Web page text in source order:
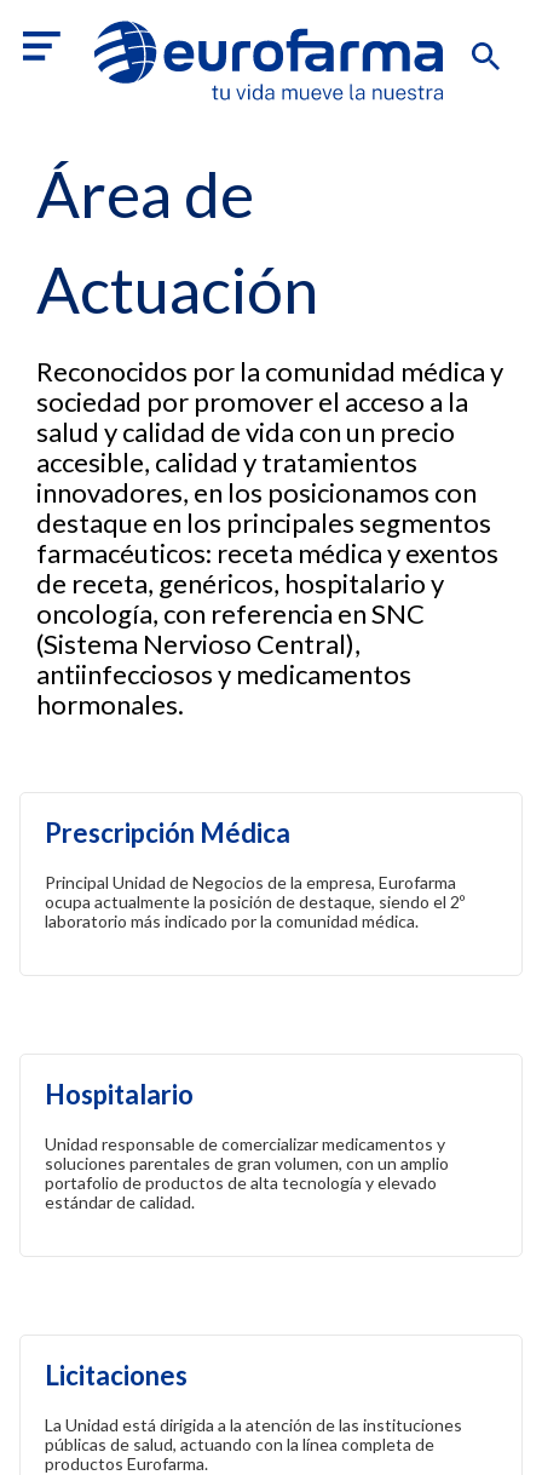
Área de
Actuación
Reconocidos por la comunidad médica y
sociedad por promover el acceso a la
salud y calidad de vida con un precio
accesible, calidad y tratamientos
innovadores, en los posicionamos con
destaque en los principales segmentos
farmacéuticos: receta médica y exentos
de receta, genéricos, hospitalario y
oncología, con referencia en SNC
(Sistema Nervioso Central),
antiinfecciosos y medicamentos
hormonales.
Prescripción Médica
Principal Unidad de Negocios de la empresa, Eurofarma
ocupa actualmente la posición de destaque, siendo el 2º
laboratorio más indicado por la comunidad médica.
Hospitalario
Unidad responsable de comercializar medicamentos y
soluciones parentales de gran volumen, con un amplio
portafolio de productos de alta tecnología y elevado
estándar de calidad.
Licitaciones
La Unidad está dirigida a la atención de las instituciones
públicas de salud, actuando con la línea completa de
productos Eurofarma.